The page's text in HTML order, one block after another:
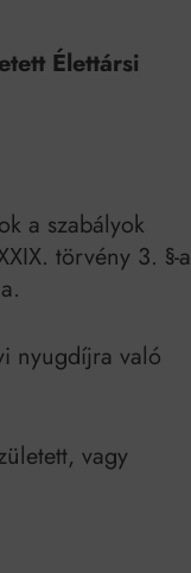
Élettársi
a szabályok
törvény 3. §-a
nyugdíjra való
vagy